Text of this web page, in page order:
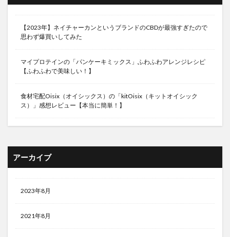
【2023年】ネイチャーカンというブランドのCBDが最強すぎたので
思わず爆買いしてみた
マイプロテインの「パンケーキミックス」ふわふわアレンジレシピ
【ふわふわで美味しい！】
食材宅配Oisix（オイシックス）の「kitOisix（キットオイシック
ス）」感想レビュー【本当に簡単！】
アーカイブ
2023年8月
2021年8月